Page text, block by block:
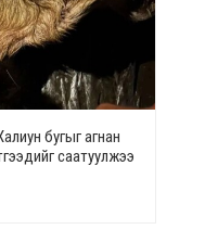
бугыг агнан
саатуулжээ